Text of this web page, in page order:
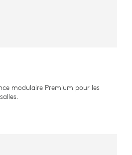
modulaire Premium pour les